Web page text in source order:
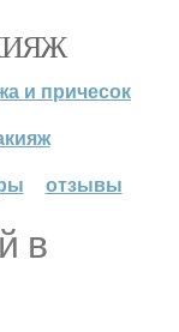
и причесок
отзывы
в